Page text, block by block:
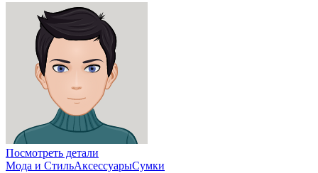
Посмотреть детали
Мода и СтильАксессуарыСумки